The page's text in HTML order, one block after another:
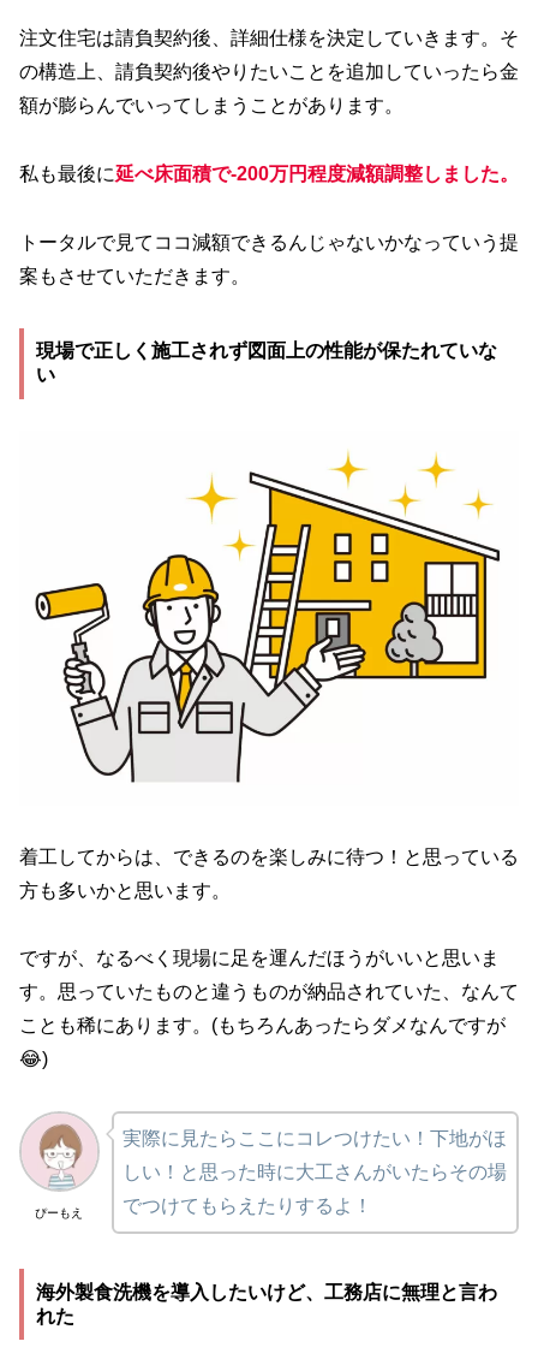
注文住宅は請負契約後、詳細仕様を決定していきます。そ
の構造上、請負契約後やりたいことを追加していったら金
額が膨らんでいってしまうことがあります。
私も最後に延べ床面積で-200万円程度減額調整しました。
トータルで見てココ減額できるんじゃないかなっていう提
案もさせていただきます。
現場で正しく施工されず図面上の性能が保たれていな
い
着工してからは、できるのを楽しみに待つ！と思っている
方も多いかと思います。
ですが、なるべく現場に足を運んだほうがいいと思いま
す。思っていたものと違うものが納品されていた、なんて
ことも稀にあります。(もちろんあったらダメなんですが
😂)
ぴーもえ
実際に見たらここにコレつけたい！下地がほ
しい！と思った時に大工さんがいたらその場
でつけてもらえたりするよ！
海外製食洗機を導入したいけど、工務店に無理と言わ
れた